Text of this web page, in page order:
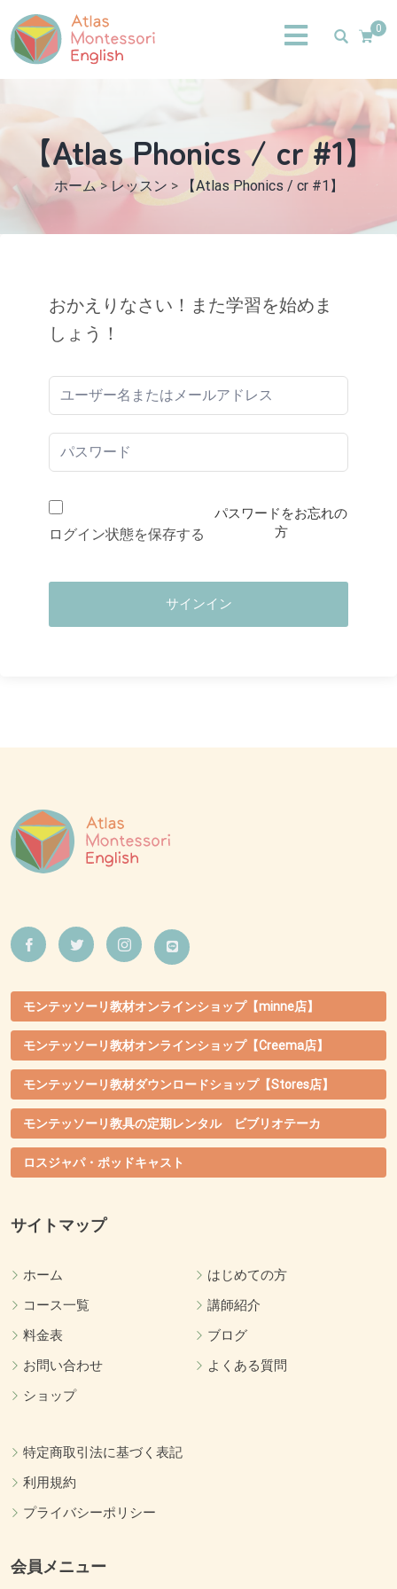
0
【Atlas Phonics / cr #1】
ホーム > レッスン > 【Atlas Phonics / cr #1】
おかえりなさい！また学習を始めま
しょう！
ログイン状態を保存する
パスワードをお忘れの
方
サインイン
モンテッソーリ教材オンラインショップ【minne店】
モンテッソーリ教材オンラインショップ【Creema店】
モンテッソーリ教材ダウンロードショップ【Stores店】
モンテッソーリ教具の定期レンタル ビブリオテーカ
ロスジャパ・ポッドキャスト
サイトマップ
ホーム
はじめての方
コース一覧
講師紹介
料金表
ブログ
お問い合わせ
よくある質問
ショップ
特定商取引法に基づく表記
利用規約
プライバシーポリシー
会員メニュー